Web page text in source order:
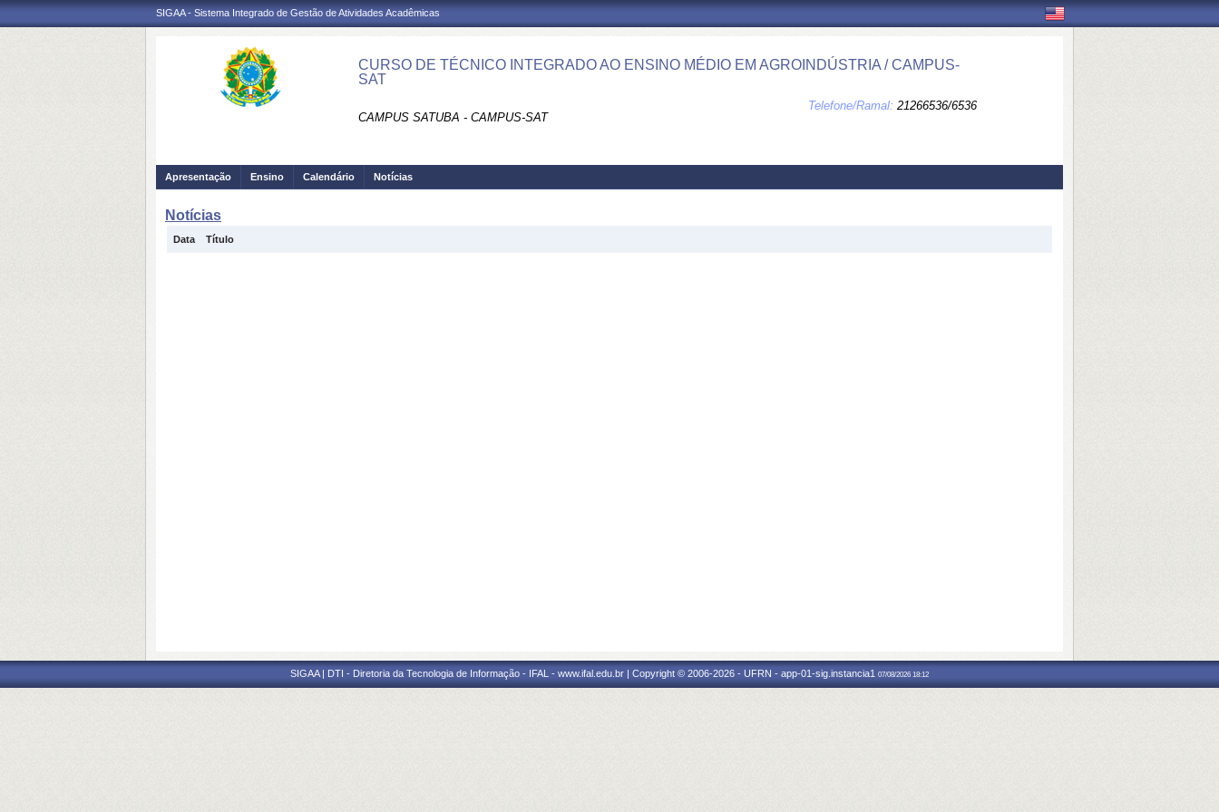
SIGAA - Sistema Integrado de Gestão de Atividades Acadêmicas
CURSO DE TÉCNICO INTEGRADO AO ENSINO MÉDIO EM AGROINDÚSTRIA / CAMPUS-
SAT
CAMPUS SATUBA - CAMPUS-SAT
Telefone/Ramal: 21266536/6536
Apresentação Ensino Calendário Notícias
Notícias
Data Título
SIGAA | DTI - Diretoria da Tecnologia de Informação - IFAL - www.ifal.edu.br | Copyright © 2006-2026 - UFRN - app-01-sig.instancia1 07/08/2026 18:12